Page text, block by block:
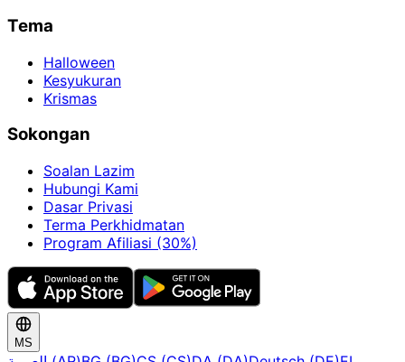
Tema
Halloween
Kesyukuran
Krismas
Sokongan
Soalan Lazim
Hubungi Kami
Dasar Privasi
Terma Perkhidmatan
Program Afiliasi (30%)
MS